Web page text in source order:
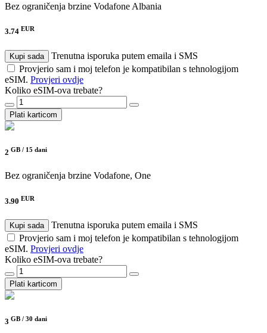
Bez ograničenja brzine Vodafone Albania
3.74 EUR
Kupi sada
Trenutna isporuka putem emaila i SMS
Provjerio sam i moj telefon je kompatibilan s tehnologijom
eSIM. Provjeri ovdje
Koliko eSIM-ova trebate?
Plati karticom
2 GB / 15 dani
Bez ograničenja brzine Vodafone, One
3.90 EUR
Kupi sada
Trenutna isporuka putem emaila i SMS
Provjerio sam i moj telefon je kompatibilan s tehnologijom
eSIM. Provjeri ovdje
Koliko eSIM-ova trebate?
Plati karticom
3 GB / 30 dani